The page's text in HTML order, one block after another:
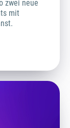
zwei neue
mit